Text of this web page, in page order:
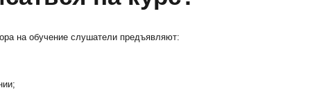
на обучение слушатели предъявляют: